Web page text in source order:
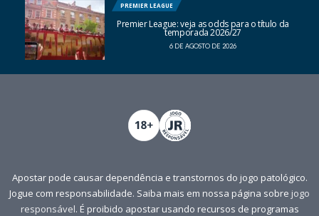
PREMIER LEAGUE
Premier League: veja as odds para o título da
temporada 2026/27
6 DE AGOSTO DE 2026
Apostar pode causar dependência e transtornos do jogo patológico.
Jogue com responsabilidade. Saiba mais em nossa página sobre jogo
responsável. É proibido apostar usando recursos de programas